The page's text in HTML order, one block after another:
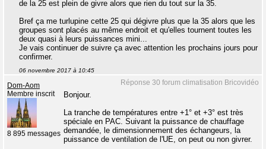
de la 25 est plein de givre alors que rien du tout sur la 35.
Bref ça me turlupine cette 25 qui dégivre plus que la 35 alors que les
groupes sont placés au même endroit et qu'elles tournent toutes les
deux quasi à leurs puissances mini...
Je vais continuer de suivre ça avec attention les prochains jours pour
confirmer.
06 novembre 2017 à 10:45
Réponse 30 forum climatisation Bricovidéo
Dom-Aom
Membre inscrit
8 895 messages
Bonjour.
La tranche de températures entre +1° et +3° est très
spéciale en PAC. Suivant la puissance de chauffage
demandée, le dimensionnement des échangeurs, la
puissance de ventilation de l'UE, on peut ou non givrer.